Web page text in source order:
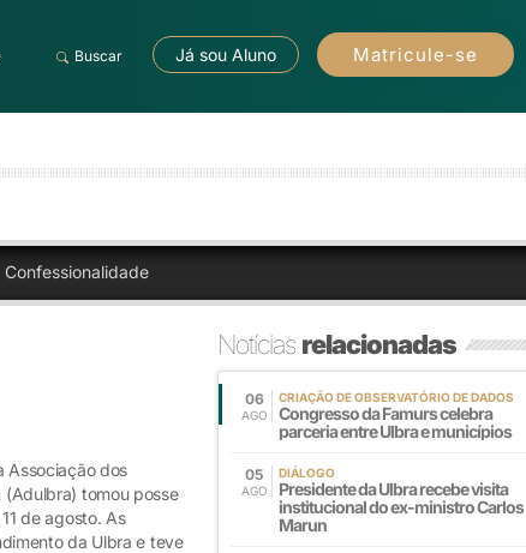
Buscar Já sou Aluno Matricule-se
Confessionalidade
Associação dos
(Adulbra) tomou posse
de agosto. As
da Ulbra e teve
Notíciasrelacionadas
06
AGO
CRIAÇÃO DE OBSERVATÓRIO DE DADOS
Congresso da Famurs celebra
parceria entre Ulbra e municípios
05
AGO
DIÁLOGO
Presidente da Ulbra recebe visita
institucional do ex-ministro Carlos
Marun